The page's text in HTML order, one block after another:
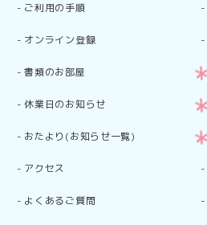
- ご利用の手順
- オンライン登録
-書類のお部屋
-休業日のお知らせ
- おたより(お知らせ一覧)
- アクセス
- よくあるご質問
-
-
-
-